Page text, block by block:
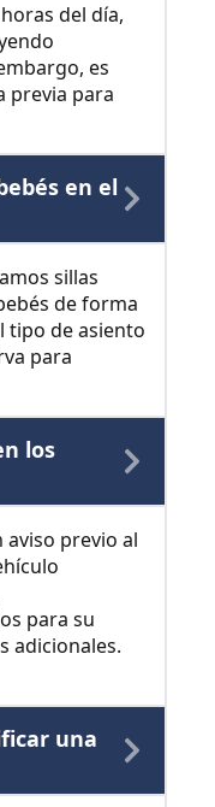
del día,
es
previa para
en el
sillas
de forma
tipo de asiento
para
los
aviso previo al
para su
adicionales.
una